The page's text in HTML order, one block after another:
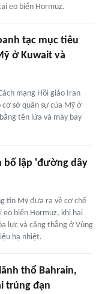
eo biển Hormuz.
tạc mục tiêu
ở Kuwait và
mạng Hồi giáo Iran
sở quân sự của Mỹ ở
tên lửa và máy bay
bố lập 'đường dây
tin Mỹ đưa ra về cơ chế
eo biển Hormuz, khi hai
lực và căng thẳng ở Vùng
hạ nhiệt.
thổ Bahrain,
trúng đạn